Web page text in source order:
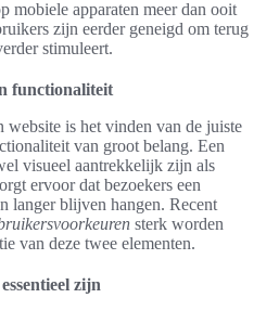
mobiele apparaten meer dan ooit
zijn eerder geneigd om terug
stimuleert.
functionaliteit
is het vinden van de juiste
van groot belang. Een
visueel aantrekkelijk zijn als
ervoor dat bezoekers een
langer blijven hangen. Recent
sterk worden
van deze twee elementen.
zijn